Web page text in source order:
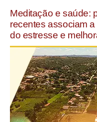
Meditação e saúde:
recentes associam
do estresse e